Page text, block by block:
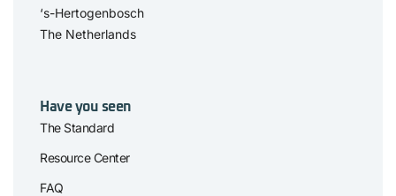
‘s-Hertogenbosch
The Netherlands
Have you seen
The Standard
Resource Center
FAQ